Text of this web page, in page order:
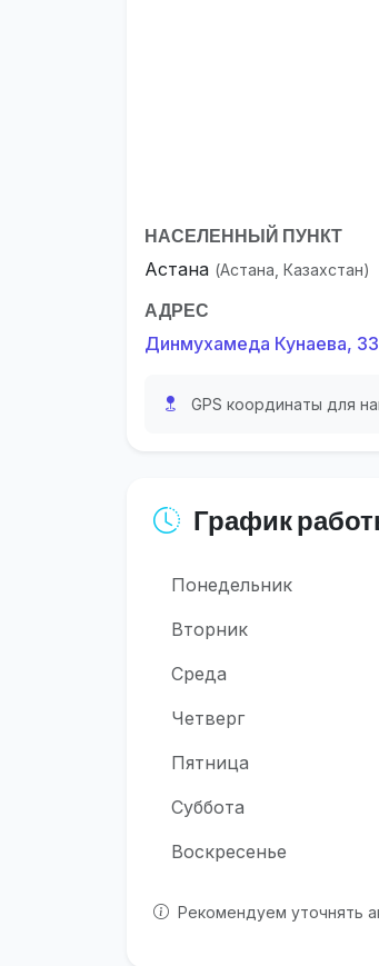
НАСЕЛЕННЫЙ ПУНКТ
Астана (Астана, Казахстан)
АДРЕС
Динмухамеда Кунаева, 33
GPS координаты для
График
Понедельник
Вторник
Среда
Четверг
Пятница
Суббота
Воскресенье
Рекомендуем уточнять